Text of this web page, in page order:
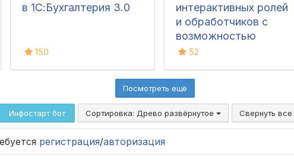
в 1С:Бухгалтерия 3.0
150
интерактивных ролей
и обработчиков с
возможностью
интерактивной
(платформа 8.3.17+,
расширение) для УТ 11
(все), КА 2, ERP 2,
Розница 2, УНФ
52
Посмотреть ещё
Инфостарт бот Сортировка: Древо развёрнутое Свернуть все
регистрация/авторизация